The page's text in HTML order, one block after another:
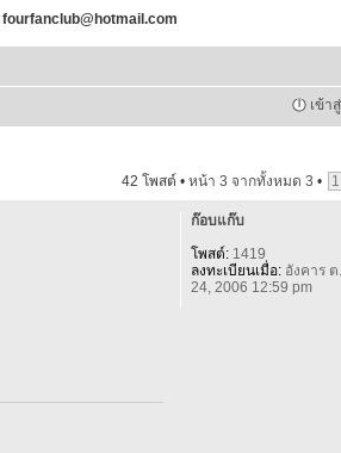
fourfanclub@hotmail.com
เข้า
42 โพสต์ • หน้า 3 จากทั้งหมด 3 • 1
ก๊อบแก๊บ
โพสต์:1419
ลงทะเบียนเมื่อ:อังคาร ต
24, 2006 12:59 pm